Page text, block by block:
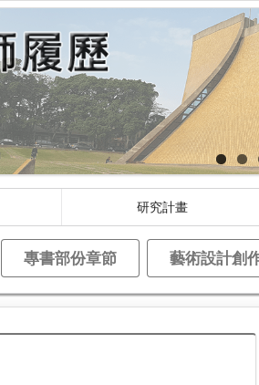
研究計畫
專書部份章節 藝術設計創